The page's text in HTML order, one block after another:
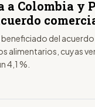
a Colombia y
beneficiado del
alimentarios, cuyas
4,1 %.